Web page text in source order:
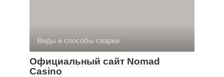
Виды и способы сварки
Официальный сайт Nomad
Casino